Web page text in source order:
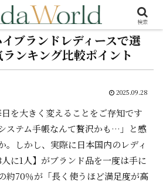
ブランドレディースで選
ンキング比較ポイント
2025.09.28
を大きく変えることをご存知です
ステム手帳なんて贅沢かも…」と感
。しかし、実際に日本国内のレディ
に1人】がブランド品を一度は手に
約70％が「長く使うほど満足度が高
検索